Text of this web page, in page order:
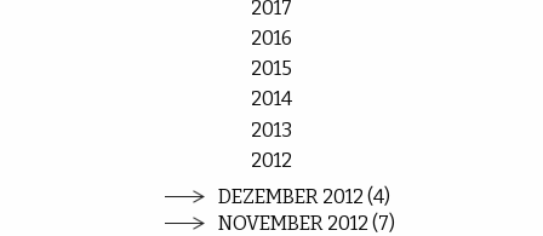
2017
2016
2015
2014
2013
2012
DEZEMBER 2012 (4)
NOVEMBER 2012 (7)